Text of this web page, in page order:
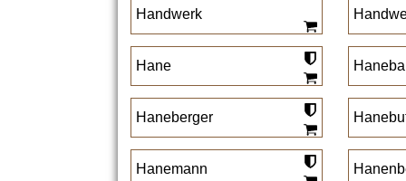
Handwerk
Hane
Haneberger
Hanemann